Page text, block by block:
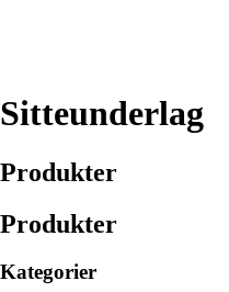
Sitteunderlag
Produkter
Produkter
Kategorier